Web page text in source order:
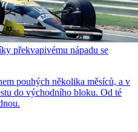
překvapivému nápadu se
pouhých několika měsíců, a v
do východního bloku. Od té